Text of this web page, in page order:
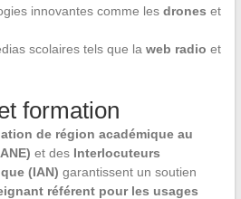
innovantes comme les drones et
scolaires tels que la web radio et
formation
de région académique au
et des Interlocuteurs
(IAN) garantissent un soutien
référent pour les usages